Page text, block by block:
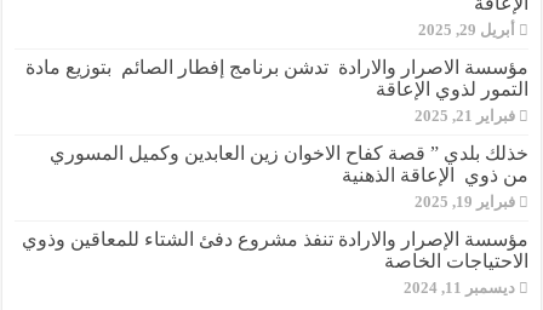
أبريل 29, 2025
مؤسسة الاصرار والارادة تدشن برنامج إفطار الصائم بتوزيع مادة
التمور لذوي الإعاقة
فبراير 21, 2025
خذلك بلدي ” قصة كفاح الاخوان زين العابدين وكميل المسوري
من ذوي الإعاقة الذهنية
فبراير 19, 2025
مؤسسة الإصرار والارادة تنفذ مشروع دفئ الشتاء للمعاقين وذوي
الاحتياجات الخاصة
ديسمبر 11, 2024